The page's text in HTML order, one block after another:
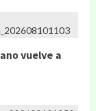
vuelve a